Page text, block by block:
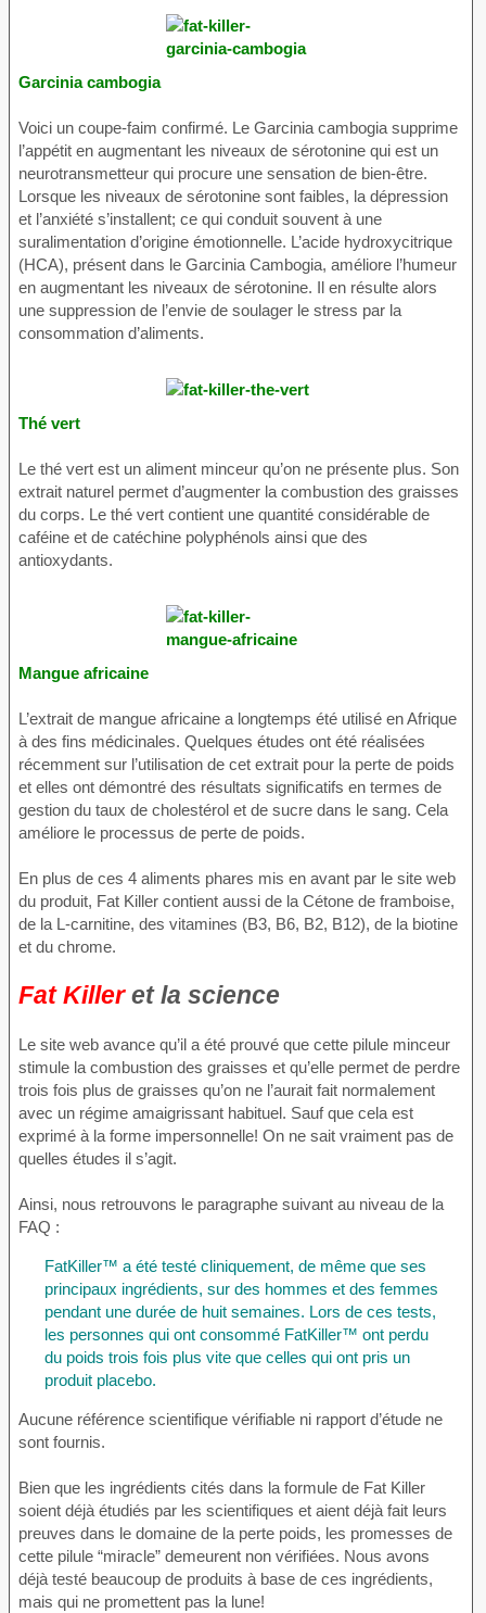
Garcinia cambogia
Voici un coupe-faim confirmé. Le Garcinia cambogia supprime
l’appétit en augmentant les niveaux de sérotonine qui est un
neurotransmetteur qui procure une sensation de bien-être.
Lorsque les niveaux de sérotonine sont faibles, la dépression
et l’anxiété s’installent; ce qui conduit souvent à une
suralimentation d’origine émotionnelle. L’acide hydroxycitrique
(HCA), présent dans le Garcinia Cambogia, améliore l’humeur
en augmentant les niveaux de sérotonine. Il en résulte alors
une suppression de l’envie de soulager le stress par la
consommation d’aliments.
Thé vert
Le thé vert est un aliment minceur qu’on ne présente plus. Son
extrait naturel permet d’augmenter la combustion des graisses
du corps. Le thé vert contient une quantité considérable de
caféine et de catéchine polyphénols ainsi que des
antioxydants.
Mangue africaine
L’extrait de mangue africaine a longtemps été utilisé en Afrique
à des fins médicinales. Quelques études ont été réalisées
récemment sur l’utilisation de cet extrait pour la perte de poids
et elles ont démontré des résultats significatifs en termes de
gestion du taux de cholestérol et de sucre dans le sang. Cela
améliore le processus de perte de poids.
En plus de ces 4 aliments phares mis en avant par le site web
du produit, Fat Killer contient aussi de la Cétone de framboise,
de la L-carnitine, des vitamines (B3, B6, B2, B12), de la biotine
et du chrome.
Fat Killeret la science
Le site web avance qu’il a été prouvé que cette pilule minceur
stimule la combustion des graisses et qu’elle permet de perdre
trois fois plus de graisses qu’on ne l’aurait fait normalement
avec un régime amaigrissant habituel. Sauf que cela est
exprimé à la forme impersonnelle! On ne sait vraiment pas de
quelles études il s’agit.
Ainsi, nous retrouvons le paragraphe suivant au niveau de la
FAQ :
FatKiller™ a été testé cliniquement, de même que ses
principaux ingrédients, sur des hommes et des femmes
pendant une durée de huit semaines. Lors de ces tests,
les personnes qui ont consommé FatKiller™ ont perdu
du poids trois fois plus vite que celles qui ont pris un
produit placebo.
Aucune référence scientifique vérifiable ni rapport d’étude ne
sont fournis.
Bien que les ingrédients cités dans la formule de Fat Killer
soient déjà étudiés par les scientifiques et aient déjà fait leurs
preuves dans le domaine de la perte poids, les promesses de
cette pilule “miracle” demeurent non vérifiées. Nous avons
déjà testé beaucoup de produits à base de ces ingrédients,
mais qui ne promettent pas la lune!